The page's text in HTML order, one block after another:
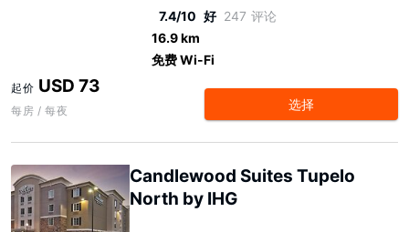
7.4/10 好 247 评论
16.9 km
免费 Wi-Fi
起价 USD 73
每房 / 每夜 选择
Candlewood Suites Tupelo
North by IHG